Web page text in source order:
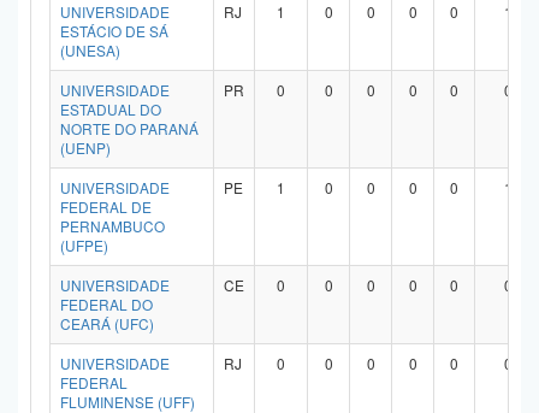
UNIVERSIDADE
ESTÁCIO DE SÁ
(UNESA)
RJ 1 0 0 0 0 1
UNIVERSIDADE
ESTADUAL DO
NORTE DO PARANÁ
(UENP)
PR 0 0 0 0 0 0
UNIVERSIDADE
FEDERAL DE
PERNAMBUCO
(UFPE)
PE 1 0 0 0 0 1
UNIVERSIDADE
FEDERAL DO
CEARÁ (UFC)
CE 0 0 0 0 0 0
UNIVERSIDADE
FEDERAL
FLUMINENSE (UFF)
RJ 0 0 0 0 0 0